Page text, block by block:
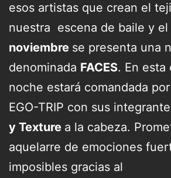
esos artistas que crean el
nuestra escena de baile y el
noviembre se presenta una
denominada FACES. En
noche estará comandada
EGO-TRIP con sus
y Texture a la cabeza.
aquelarre de emociones
imposibles gracias al